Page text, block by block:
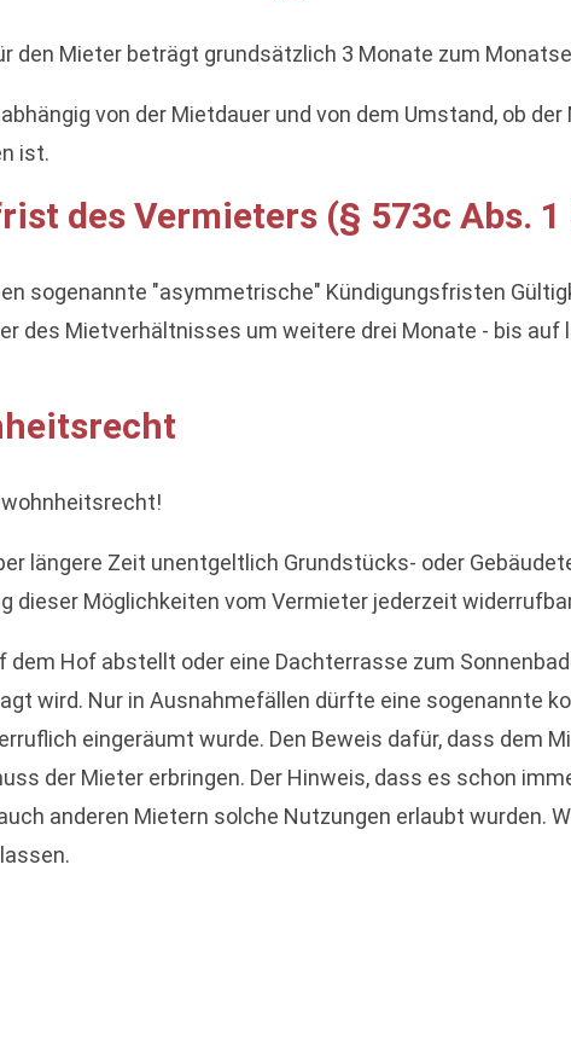
den Mieter beträgt grundsätzlich 3 Monate zum
von der Mietdauer und von dem Umstand, ob
ist.
des Vermieters (§ 573c Abs. 1
sogenannte "asymmetrische" Kündigungsfristen
des Mietverhältnisses um weitere drei Monate - bis
längere Zeit unentgeltlich Grundstücks- oder
dieser Möglichkeiten vom Vermieter jederzeit
dem Hof abstellt oder eine Dachterrasse zum
wird. Nur in Ausnahmefällen dürfte eine sogenannte
eingeräumt wurde. Den Beweis dafür, dass dem
der Mieter erbringen. Der Hinweis, dass es schon
anderen Mietern solche Nutzungen erlaubt